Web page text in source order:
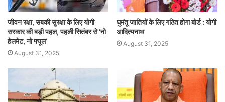
जीवन रक्षा, सबकी सुरक्षा के लिए योगी
सरकार की बड़ी पहल, पहली सितंबर से ‘नो
हेलमेट, नो फ्यूल’
August 31, 2025
घुमंतू जातियों के लिए गठित होगा बोर्ड : योगी
आदित्यनाथ
August 31, 2025